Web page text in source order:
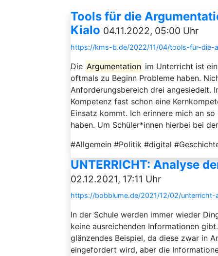
Tools für die
Kialo 04.11.2022, 05:00 Uhr
https://kms-b.de/2022/11/04/tools-fur-die-
Die Argumentation im Unterricht ist
oftmals zu Beginn Probleme haben.
Anforderungsbereich drei angesiedelt.
Kompetenz fast schon eine
Einsatz kommt. Ich erinnere mich an
haben. Um Schüler*innen hierbei bei
#Allgemein #Politik #digital
UNTERRICHT: Analyse
02.12.2021, 17:11 Uhr
https://bobblume.de/2021/12/02/
In der Schule werden immer wieder
keine ausreichenden Informationen
glänzendes Beispiel, da diese zwar in
eingefordert wird, aber die